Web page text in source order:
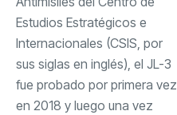
Estudios Estratégicos e
Internacionales (CSIS, por
sus siglas en inglés), el JL-3
fue probado por primera vez
en 2018 y luego una vez